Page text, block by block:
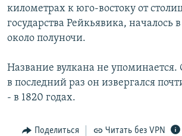
ПОДПИШИТЕСЬ НА РАССЫЛКУ
СОЦИАЛЬНЫЕ СЕТИ
километрах к юго-востоку от
государства Рейкьявика, началось
около полуночи.
Название вулкана не упоминается.
в последний раз он извергался
- в 1820 годах.
Поделиться Читать без VPN